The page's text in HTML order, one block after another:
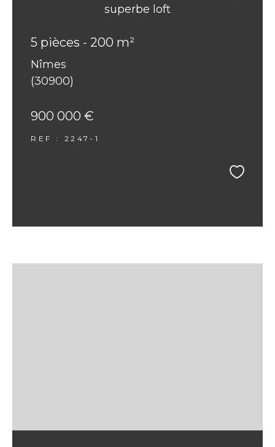
superbe loft
5 pièces - 200 m²
Nîmes
(30900)
900 000 €
REF : 2247-1